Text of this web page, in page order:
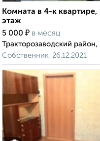
Комната в 4-к
этаж
5 000 ₽ в месяц
Тракторозаводский район,
Собственник, 26.12.2021